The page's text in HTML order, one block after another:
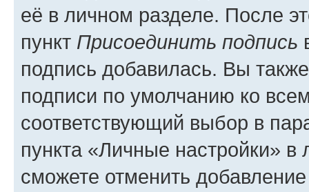
её в личном разделе. После
пункт Присоединить подпись
подпись добавилась. Вы
подписи по умолчанию ко
соответствующий выбор в
пункта «Личные настройки»
сможете отменить